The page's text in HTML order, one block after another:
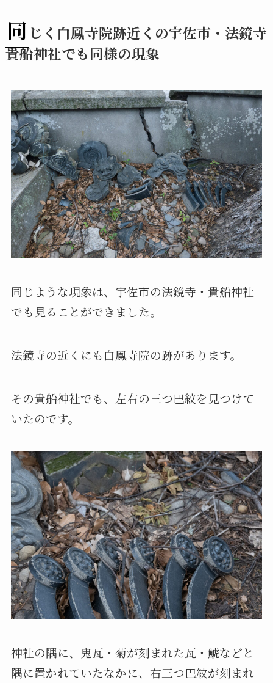
同 じく白鳳寺院跡近くの宇佐市・法鏡寺
貴船神社でも同様の現象
同じような現象は、宇佐市の法鏡寺・貴船神社
でも見ることができました。
法鏡寺の近くにも白鳳寺院の跡があります。
その貴船神社でも、左右の三つ巴紋を見つけて
いたのです。
神社の隅に、鬼瓦・菊が刻まれた瓦・鯱などと
隅に置かれていたなかに、右三つ巴紋が刻まれ